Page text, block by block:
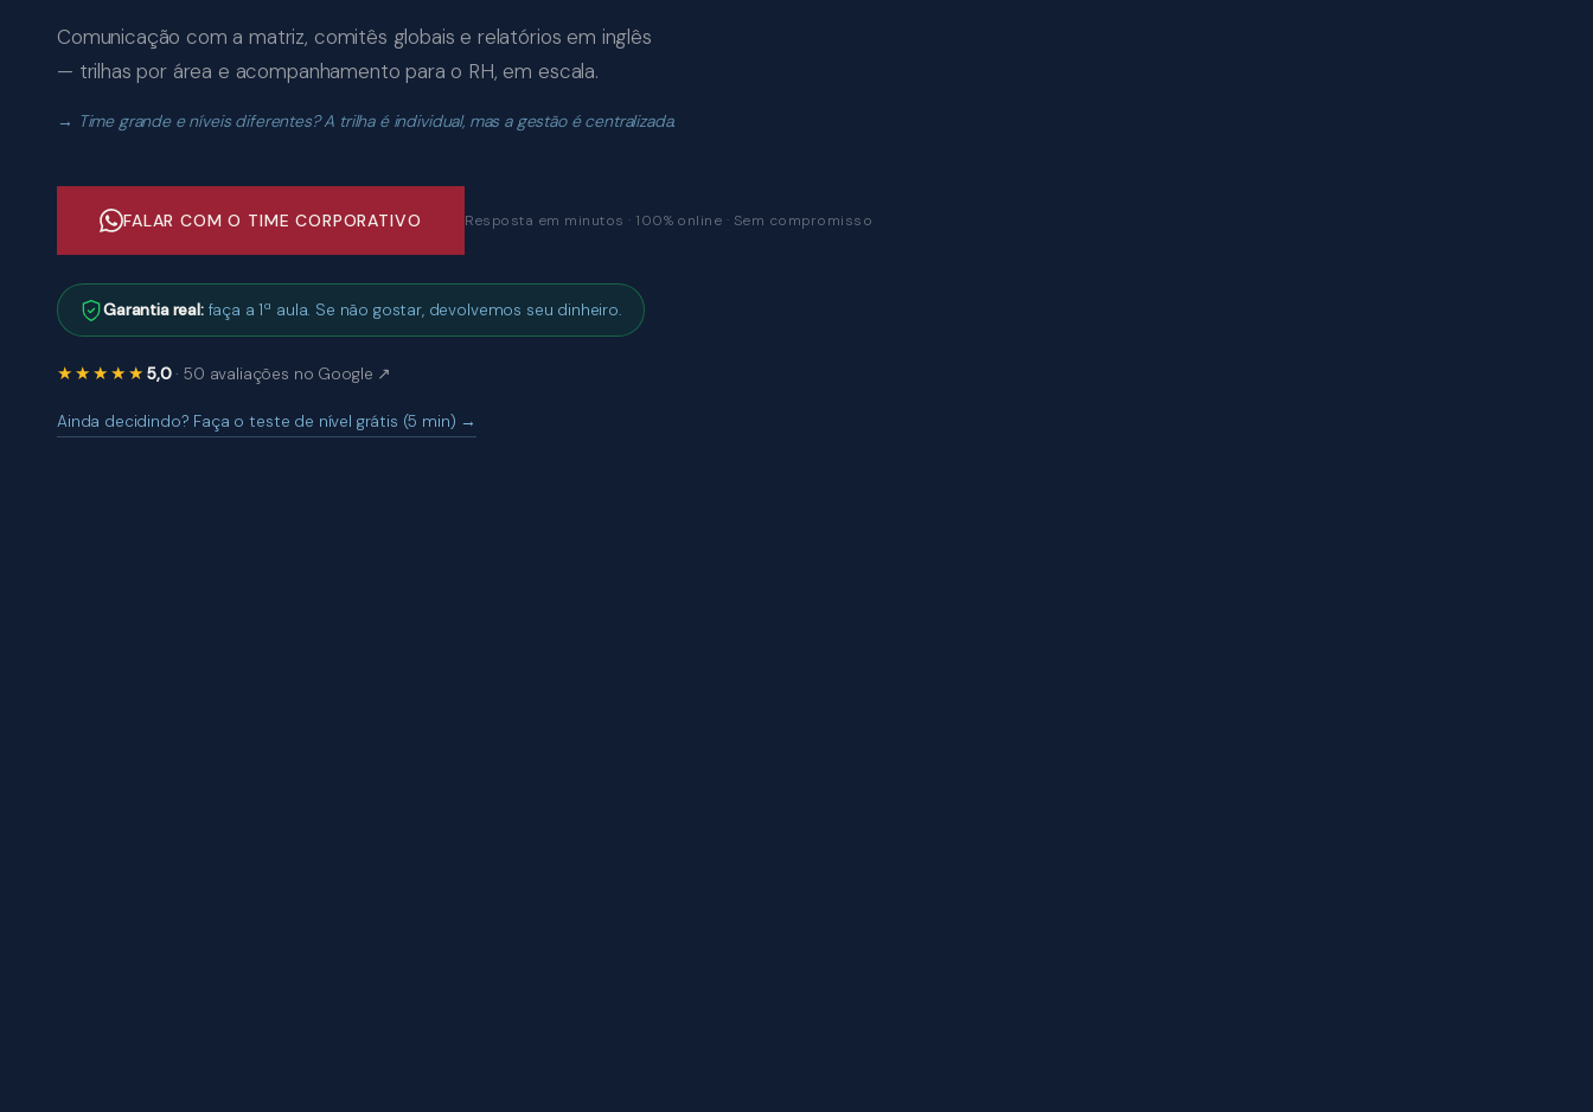
Comunicação com a matriz, comitês globais e relatórios em inglês
— trilhas por área e acompanhamento para o RH, em escala.
Time grande e níveis diferentes? A trilha é individual, mas a gestão é centralizada.
FALAR COM O TIME CORPORATIVO Resposta em minutos · 100% online · Sem compromisso
Garantia real:faça a 1ª aula. Se não gostar, devolvemos seu dinheiro.
★★★★★ 5,0· 50 avaliações no Google ↗
Ainda decidindo? Faça o teste de nível grátis (5 min) →